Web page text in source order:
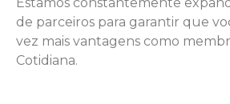
de parceiros para garantir que
vez mais vantagens como
Cotidiana.